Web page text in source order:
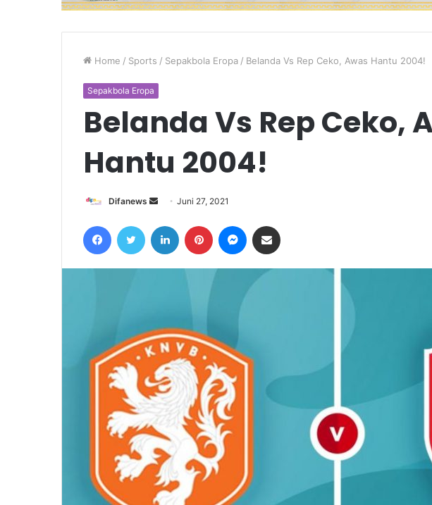
Home / Sports / Sepakbola Eropa / Belanda Vs Rep Ceko, Awas Hantu 2004!
Sepakbola Eropa
Belanda Vs Rep Ceko,
Hantu 2004!
Difanews
Send
email
Juni 27, 2021
FacebookTwitter LinkedIn Pinterest Messenger